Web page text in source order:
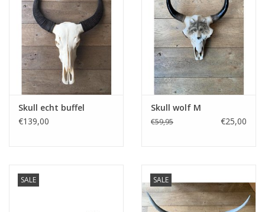
Kleden
Vachten
Keuken
Badkamer
Tuinmeubels en deco
Skull echt buffel
€139,00
Skull wolf M
€59,95 €25,00
SALE SALE